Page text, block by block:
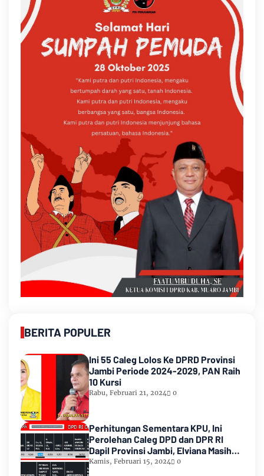
BERITA POPULER
Ini 55 Caleg Lolos Ke DPRD Provinsi
Jambi Periode 2024-2029, PAN Raih
10 Kursi
Rabu, Februari 21, 2024 0
Perhitungan Sementara KPU, Ini
Perolehan Caleg DPD dan DPR RI
Dapil Provinsi Jambi, Elviana Masih
Urutan Kedua Teratas
Kamis, Februari 15, 2024 0